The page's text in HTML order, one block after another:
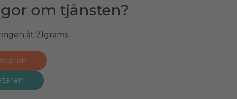
om tjänsten?
åt 21grams.
om tjänsten?
Ring Patrik